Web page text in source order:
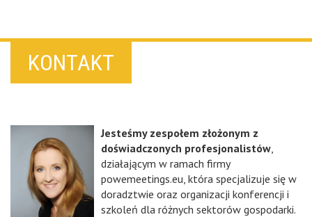
KONTAKT
Jesteśmy zespołem złożonym z
doświadczonych profesjonalistów
działającym w ramach firmy
powemeetings.eu, która specjalizuje się w
doradztwie oraz organizacji konferencji i
szkoleń dla różnych sektorów gospodarki.